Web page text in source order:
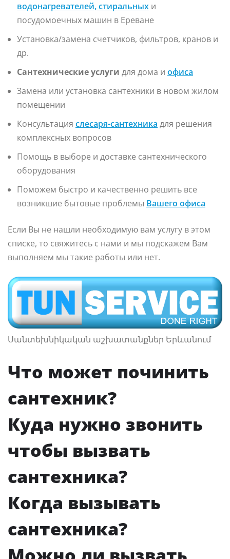
водонагревателей, стиральных и
посудомоечных машин в Ереване
Установка/замена счетчиков, фильтров, кранов и
др.
Сантехнические услуги для дома и офиса
Замена или установка сантехники в новом жилом
помещении
Консультация слесаря-сантехника для решения
комплексных вопросов
Помощь в выборе и доставке сантехнического
оборудования
Поможем быстро и качественно решить все
возникшие бытовые проблемы Вашего офиса
Если Вы не нашли необходимую вам услугу в этом
списке, то свяжитесь с нами и мы подскажем Вам
выполняем мы такие работы или нет.
Սանտեխնիկական աշխատանքներ Երևանում
Что может починить
сантехник?
Куда нужно звонить
чтобы вызвать
сантехника?
Когда вызывать
сантехника?